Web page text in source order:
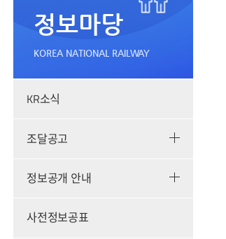
정보마당
KOREA NATIONAL RAILWAY
KR소식
조달공고
정보공개 안내
사전정보공표